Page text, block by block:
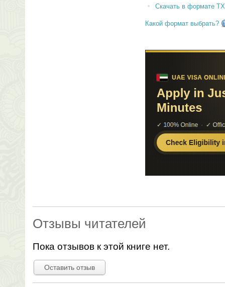
Скачать в формате
Какой формат выбрать?
Отзывы читателей
Пока отзывов к этой книге нет.
Оставить отзыв